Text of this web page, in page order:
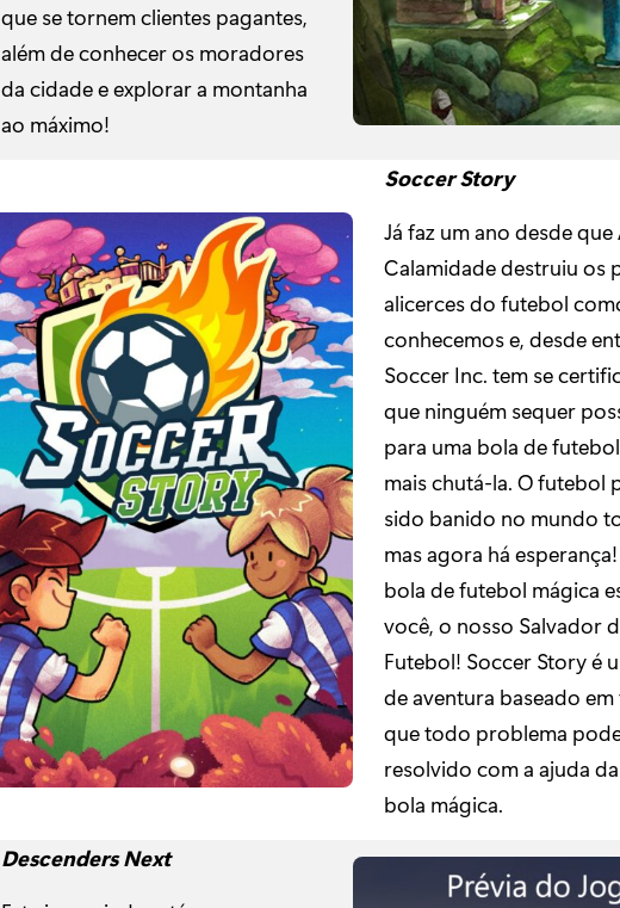
que se tornem clientes pagantes,
além de conhecer os moradores
da cidade e explorar a montanha
ao máximo!
Soccer Story
Já faz um ano desde que
Calamidade destruiu os
alicerces do futebol
conhecemos e, desde
Soccer Inc. tem se
que ninguém sequer
para uma bola de
mais chutá-la. O futebol
sido banido no mundo
mas agora há
bola de futebol mágica
você, o nosso Salvador
Futebol! Soccer Story é
de aventura baseado em
que todo problema
resolvido com a ajuda
bola mágica.
Descenders Next